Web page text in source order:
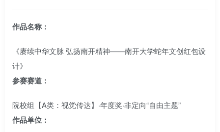
作品名称：
《赓续中华文脉 弘扬南开精神——南开大学蛇年文创红包设
计》
参赛赛道：
院校组【A类：视觉传达】·年度奖·非定向“自由主题”
作品单位：